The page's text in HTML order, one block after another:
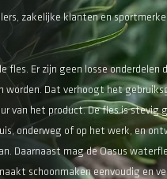
zakelijke klanten en
fles. Er zijn geen losse onderdelen
worden. Dat verhoogt het
van het product. De fles is stevig
onderweg of op het werk, en
Daarnaast mag de Oasus
schoonmaken eenvoudig en